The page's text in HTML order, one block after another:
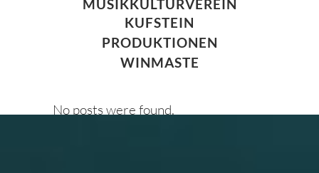
MUSIKKULTURVEREIN
KUFSTEIN
PRODUKTIONEN
WINMASTE
No posts were found.